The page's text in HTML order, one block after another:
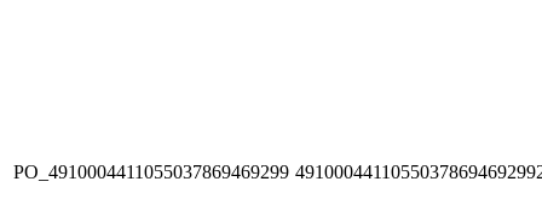
PO_4910004411055037869469299